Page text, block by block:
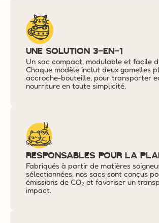
Une solution 3-en-1
Un sac compact, modulable et facile
Chaque modèle inclut deux gamelles
accroche-bouteille, pour transporter
nourriture en toute simplicité.
responsables pour la
Fabriqués à partir de matières
sélectionnées, nos sacs sont conçus
émissions de CO₂ et favoriser un
impact.